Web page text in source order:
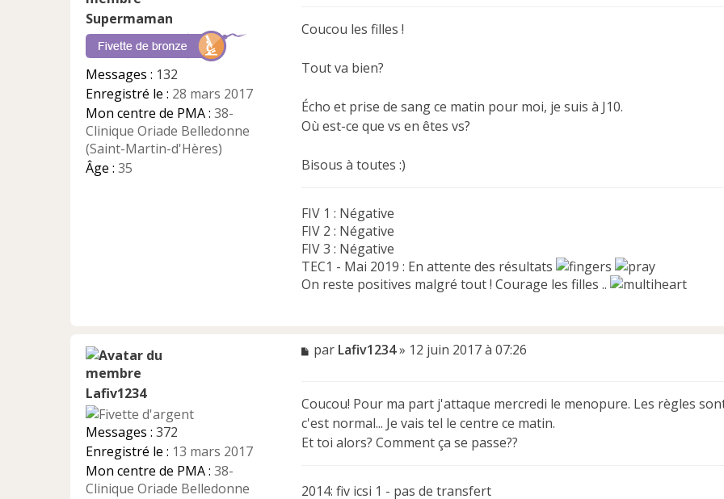
Supermaman
Messages : 132
Enregistré le : 28 mars 2017
Mon centre de PMA : 38-
Clinique Oriade Belledonne
(Saint-Martin-d'Hères)
Âge : 35
a
e
n
l
Coucou les filles !
Tout va bien?
Écho et prise de sang ce matin pour moi, je suis à J10.
Où est-ce que vs en êtes vs?
Bisous à toutes :)
FIV 1 : Négative
FIV 2 : Négative
FIV 3 : Négative
TEC1 - Mai 2019 : En attente des résultats
On reste positives malgré tout ! Courage les filles ..
Lafiv1234
Messages : 372
Enregistré le : 13 mars 2017
Mon centre de PMA : 38-
Clinique Oriade Belledonne
M
a
g
e
n
par Lafiv1234» 12 juin 2017 à 07:26
Coucou! Pour ma part j'attaque mercredi le menopure. Les règles
c'est normal... Je vais tel le centre ce matin.
Et toi alors? Comment ça se passe??
2014: fiv icsi 1 - pas de transfert